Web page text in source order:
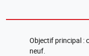
Objectif principal :
neuf.